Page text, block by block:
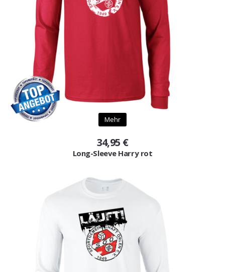
Mehr
34,95 €
Long-Sleeve Harry rot